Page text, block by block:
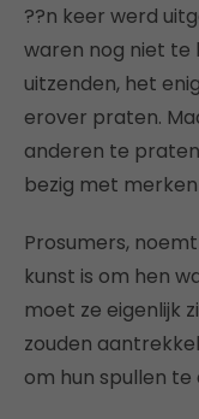
??n keer werd
waren nog niet
uitzenden, het
erover praten.
anderen te
bezig met
Prosumers,
kunst is om hen
moet ze eigenlijk
zouden
om hun spullen te